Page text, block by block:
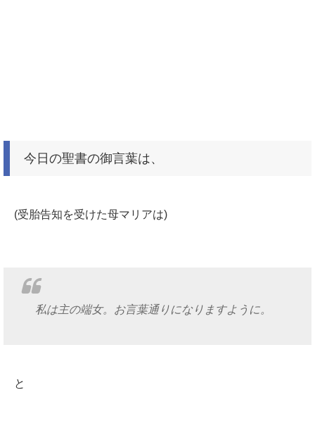
今日の聖書の御言葉は、
(受胎告知を受けた母マリアは)
私は主の端女。お言葉通りになりますように。
と